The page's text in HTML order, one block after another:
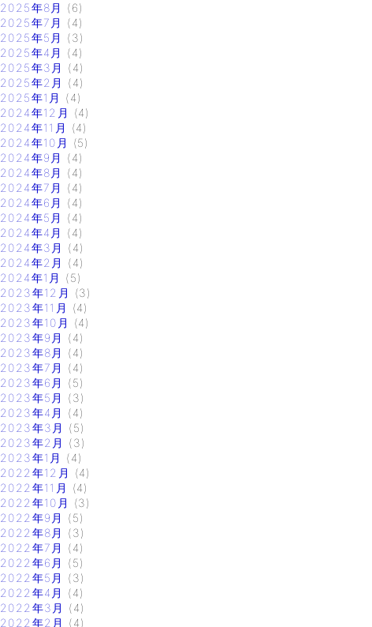
2025年8月
(6)
2025年7月
(4)
2025年5月
(3)
2025年4月
(4)
2025年3月
(4)
2025年2月
(4)
2025年1月
(4)
2024年12月
(4)
2024年11月
(4)
2024年10月
(5)
2024年9月
(4)
2024年8月
(4)
2024年7月
(4)
2024年6月
(4)
2024年5月
(4)
2024年4月
(4)
2024年3月
(4)
2024年2月
(4)
2024年1月
(5)
2023年12月
(3)
2023年11月
(4)
2023年10月
(4)
2023年9月
(4)
2023年8月
(4)
2023年7月
(4)
2023年6月
(5)
2023年5月
(3)
2023年4月
(4)
2023年3月
(5)
2023年2月
(3)
2023年1月
(4)
2022年12月
(4)
2022年11月
(4)
2022年10月
(3)
2022年9月
(5)
2022年8月
(3)
2022年7月
(4)
2022年6月
(5)
2022年5月
(3)
2022年4月
(4)
2022年3月
(4)
2022年2月
(4)